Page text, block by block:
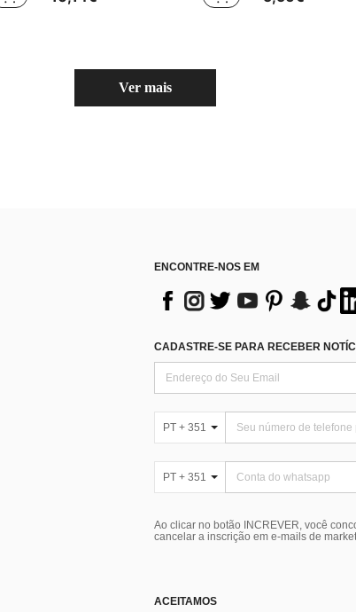
Ver mais
ENCONTRE-NOS EM
CADASTRE-SE PARA RECEBER
PT + 351
PT + 351
Ao clicar no botão INCREVER, você
cancelar a inscrição em e-mails de
ACEITAMOS